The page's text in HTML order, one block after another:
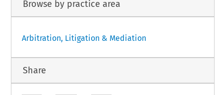
Browse by practice area
Arbitration, Litigation & Mediation
Share